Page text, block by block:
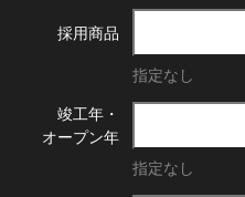
採用商品
指定なし
竣工年・
オープン年
指定なし